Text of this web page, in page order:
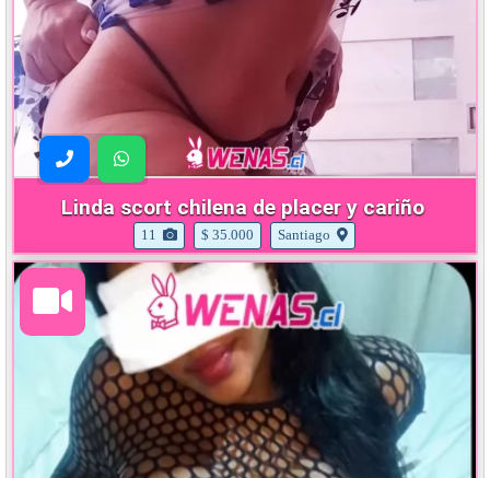
Linda scort chilena de placer y cariño
11 $ 35.000 Santiago